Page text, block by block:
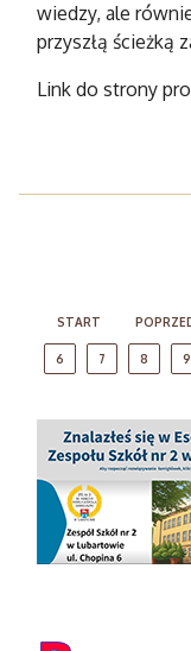
wiedzy, ale
przyszłą ścieżką
Link do strony
START
6 7 8 9